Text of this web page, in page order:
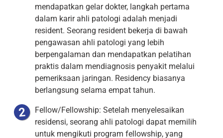
mendapatkan gelar dokter, langkah pertama
dalam karir ahli patologi adalah menjadi
resident. Seorang resident bekerja di bawah
pengawasan ahli patologi yang lebih
berpengalaman dan mendapatkan pelatihan
praktis dalam mendiagnosis penyakit melalui
pemeriksaan jaringan. Residency biasanya
berlangsung selama empat tahun.
Fellow/Fellowship: Setelah menyelesaikan
residensi, seorang ahli patologi dapat memilih
untuk mengikuti program fellowship, yang